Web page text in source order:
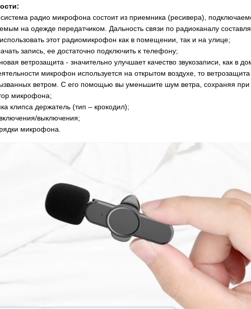
радио микрофона состоит из приемника (ресивера),
на одежде передатчиком. Дальность связи по радиоканалу
этот радиомикрофон как в помещении, так и на улице;
запись, ее достаточно подключить к телефону;
ветрозащита - значительно улучшает качество звукозаписи, как в
микрофон используется на открытом воздухе, то
ветром. С его помощью вы уменьшите шум ветра, сохраняя при
микрофона;
клипса держатель (тип – крокодил);
выключения;
микрофона.